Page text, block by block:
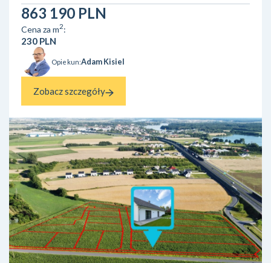
dojazdem do Poznania dzięki sąsiedztwu eski. W pobliżu
kilka jezior (Skrzyneckie Małe i Duże, Kórnickie) oraz tereny
zielone. Działka jest świeżo wydzielona i znajduje się na
tereni...
863 190 PLN
Cena za m2:
230 PLN
Opiekun:Adam Kisiel
Zobacz szczegóły